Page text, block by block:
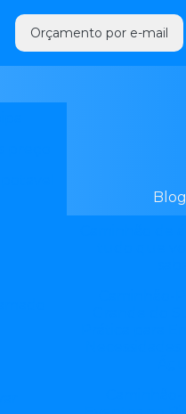
Orçamento por e-mail
Blog